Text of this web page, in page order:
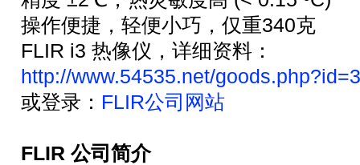
操作便捷，轻便小巧，仅重340克
FLIR i3 热像仪，详细资料：
http://www.54535.net/goods.php?id=3
或登录： FLIR公司网站
FLIR 公司简介